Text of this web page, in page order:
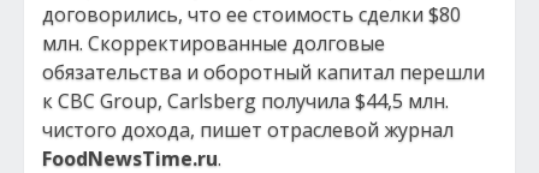
договорились, что ее стоимость сделки $80
млн. Скорректированные долговые
обязательства и оборотный капитал перешли
к CBC Group, Carlsberg получила $44,5 млн.
чистого дохода, пишет отраслевой журнал
FoodNewsTime.ru.